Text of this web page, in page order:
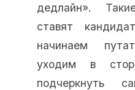
дедлайн».
ставят
начинаем
уходим в
подчеркнуть